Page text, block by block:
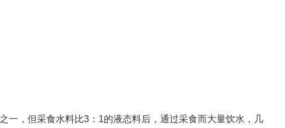
一，但采食水料比3：1的液态料后，通过采食而大量饮水，几